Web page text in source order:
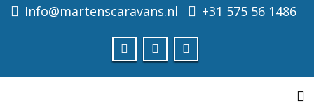
Info@martenscaravans.nl +31 575 56 1486
Welkom bij Martens Caravans